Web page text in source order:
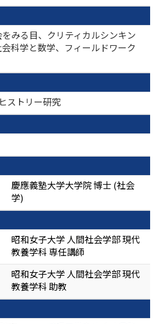
みる目、クリティカルシンキン
科学と数学、フィールドワーク
ストリー研究
慶應義塾大学大学院 博士 (社会
学)
昭和女子大学 人間社会学部 現代
教養学科 専任講師
昭和女子大学 人間社会学部 現代
教養学科 助教